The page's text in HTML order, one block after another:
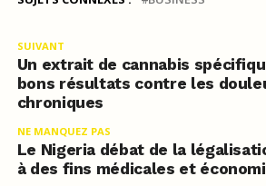
SUIVANT
Un extrait de cannabis
bons résultats contre les
chroniques
NE MANQUEZ PAS
Le Nigeria débat de la
à des fins médicales et